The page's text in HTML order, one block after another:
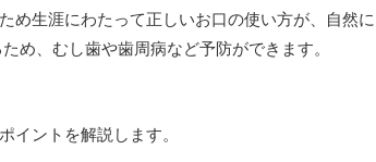
め生涯にわたって正しいお口の使い方が、自然に
め、むし歯や歯周病など予防ができます。
イントを解説します。